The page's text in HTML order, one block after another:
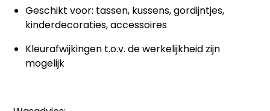
Geschikt voor: tassen, kussens, gordijntjes,
kinderdecoraties, accessoires
Kleurafwijkingen t.o.v. de werkelijkheid zijn
mogelijk